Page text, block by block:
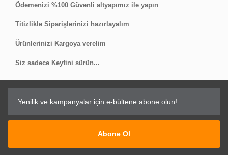
Ödemenizi %100 Güvenli altyapımız ile yapın
Titizlikle Siparişlerinizi hazırlayalım
Ürünlerinizi Kargoya verelim
Siz sadece Keyfini sürün...
Abone Ol